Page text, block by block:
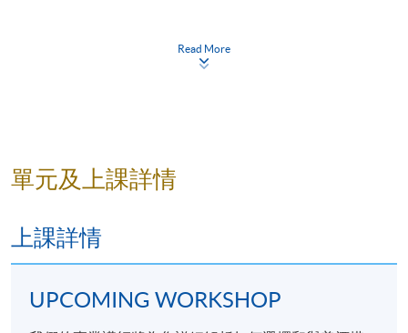
芝士的基本知識（種類、製
作過程、品鑒方法等）
學歷頒授
者將獲得香港大學專業進修學院（HKU SPACE）按香
Read More
單元及上課詳情
上課詳情
UPCOMING WORKSHOP